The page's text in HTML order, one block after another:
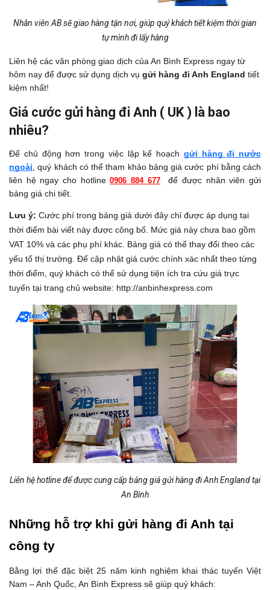
Nhân viên AB sẽ giao hàng tận nơi, giúp quý khách tiết kiệm thời gian
tự mình đi lấy hàng
Liên hệ các văn phòng giao dịch của An Bình Express ngay từ
hôm nay để được sử dụng dịch vụ gửi hàng đi Anh England tiết
kiệm nhất!
Giá cước gửi hàng đi Anh ( UK ) là bao
nhiêu?
Để chủ động hơn trong việc lập kế hoạch gửi hàng đi nước
ngoài , quý khách có thể tham khảo bảng giá cước phí bằng cách
liên hệ ngay cho hotline0906 884 677
để được nhân viên gửi
bảng giá chi tiết.
Lưu ý: Cước phí trong bảng giá dưới đây chỉ được áp dụng tại
thời điểm bài viết này được công bố. Mức giá này chưa bao gồm
VAT 10% và các phụ phí khác. Bảng giá có thể thay đổi theo các
yếu tố thị trường. Để cập nhật giá cước chính xác nhất theo từng
thời điểm, quý khách có thể sử dụng tiện ích tra cứu giá trực
tuyến tại trang chủ website: http://anbinhexpress.com
Liên hệ hotline để được cung cấp bảng giá gửi hàng đi Anh England tại
An Bình
Những hỗ trợ khi gửi hàng đi Anh tại
công ty
Bằng lợi thế đặc biệt 25 năm kinh nghiệm khai thác tuyến Việt
Nam – Anh Quốc, An Bình Express sẽ giúp quý khách: